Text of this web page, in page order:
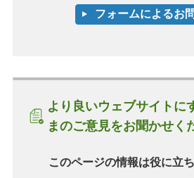
より良いウェブサイトに
まのご意見をお聞かせく
このページの情報は役に立